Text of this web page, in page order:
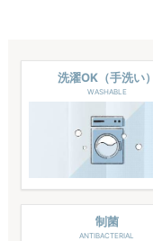
洗濯OK（手洗い）
WASHABLE
制菌
ANTIBACTERIAL